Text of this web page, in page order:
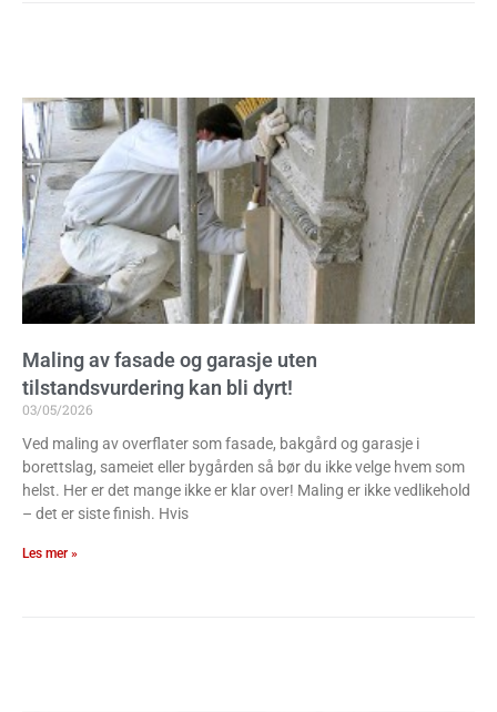
Maling av fasade og garasje uten
tilstandsvurdering kan bli dyrt!
03/05/2026
Ved maling av overflater som fasade, bakgård og garasje i
borettslag, sameiet eller bygården så bør du ikke velge hvem som
helst. Her er det mange ikke er klar over! Maling er ikke vedlikehold
– det er siste finish. Hvis
Les mer »